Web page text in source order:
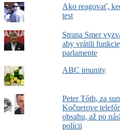
Ako reagovať,
test
Strana Smer
aby vrátili
parlamente
ABC imunity
Peter Tóth, za
Kočnerove
obsahu, až po
polícii